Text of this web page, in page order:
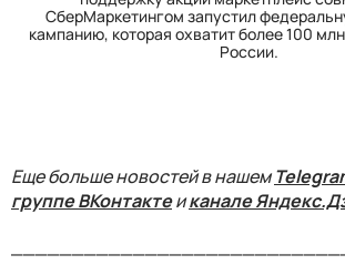
СберМаркетингом запустил
кампанию, которая охватит более 100
России.
Еще больше новостей в нашем
группе ВКонтактеиканале